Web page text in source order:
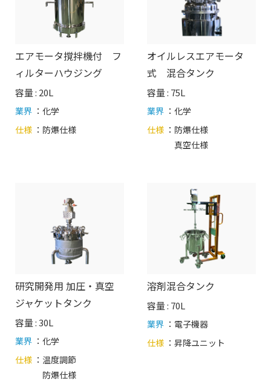
エアモータ撹拌機付 フ
ィルターハウジング
容量 : 20L
業界 ：化学
仕様 ： 防爆仕様
オイルレスエアモータ
式 混合タンク
容量 : 75L
業界 ：化学
仕様 ： 防爆仕様
真空仕様
研究開発用 加圧・真空
ジャケットタンク
容量 : 30L
業界 ：化学
仕様 ： 温度調節
防爆仕様
溶剤混合タンク
容量 : 70L
業界 ：電子機器
仕様 ：昇降ユニット